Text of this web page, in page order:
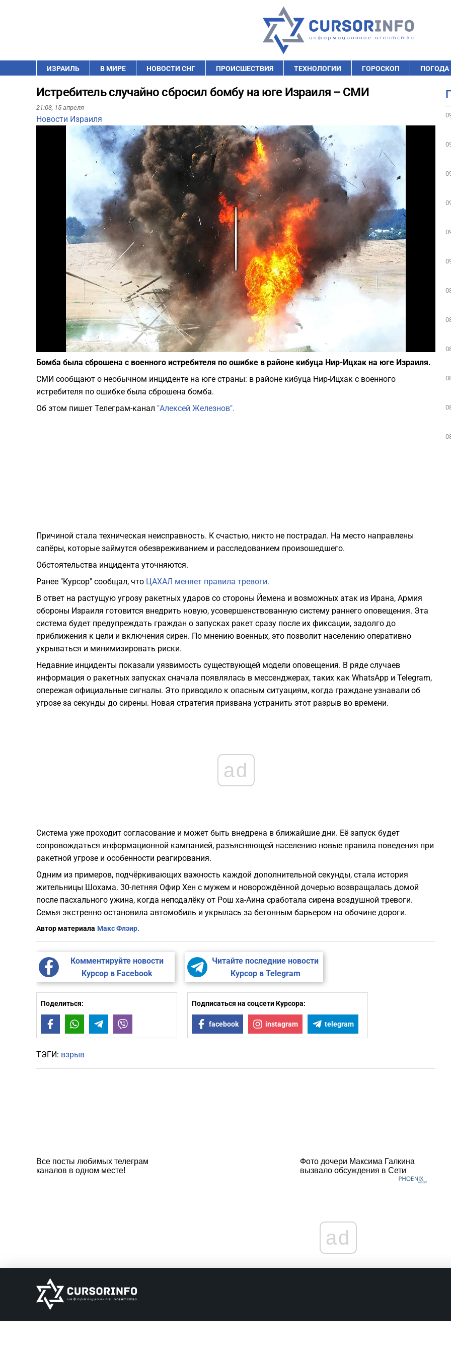
ИЗРАИЛЬ В МИРЕ НОВОСТИ СНГ ПРОИСШЕСТВИЯ ТЕХНОЛОГИИ ГОРОСКОП ПОГОДА
Истребитель случайно сбросил бомбу на юге Израиля – СМИ
21:03, 15 апреля
Новости Израиля
Play
Бомба была сброшена с военного истребителя по ошибке в районе кибуца Нир-Ицхак на юге Израиля.
СМИ сообщают о необычном инциденте на юге страны: в районе кибуца Нир-Ицхак с военного
истребителя по ошибке была сброшена бомба.
Об этом пишет Телеграм-канал "Алексей Железнов".
Причиной стала техническая неисправность. К счастью, никто не пострадал. На место направлены
сапёры, которые займутся обезвреживанием и расследованием произошедшего.
Обстоятельства инцидента уточняются.
Ранее "Курсор" сообщал, что ЦАХАЛ меняет правила тревоги.
В ответ на растущую угрозу ракетных ударов со стороны Йемена и возможных атак из Ирана, Армия
обороны Израиля готовится внедрить новую, усовершенствованную систему раннего оповещения. Эта
система будет предупреждать граждан о запусках ракет сразу после их фиксации, задолго до
приближения к цели и включения сирен. По мнению военных, это позволит населению оперативно
укрываться и минимизировать риски.
Недавние инциденты показали уязвимость существующей модели оповещения. В ряде случаев
информация о ракетных запусках сначала появлялась в мессенджерах, таких как WhatsApp и Telegram,
опережая официальные сигналы. Это приводило к опасным ситуациям, когда граждане узнавали об
угрозе за секунды до сирены. Новая стратегия призвана устранить этот разрыв во времени.
ad
Система уже проходит согласование и может быть внедрена в ближайшие дни. Её запуск будет
сопровождаться информационной кампанией, разъясняющей населению новые правила поведения при
ракетной угрозе и особенности реагирования.
Одним из примеров, подчёркивающих важность каждой дополнительной секунды, стала история
жительницы Шохама. 30-летняя Офир Хен с мужем и новорождённой дочерью возвращалась домой
после пасхального ужина, когда неподалёку от Рош ха-Аина сработала сирена воздушной тревоги.
Семья экстренно остановила автомобиль и укрылась за бетонным барьером на обочине дороги.
Автор материала Макс Флэир.
Комментируйте новости
Курсор в Facebook
Читайте последние новости
Курсор в Telegram
Поделиться:
FacebookWhatsAppTelegram
Подписаться на соцсети Курсора:
facebook instagram telegram
ТЭГИ: взрыв
Все посты любимых телеграм
каналов в одном месте!
Фото дочери Максима Галкина
вызвало обсуждения в Сети
ad